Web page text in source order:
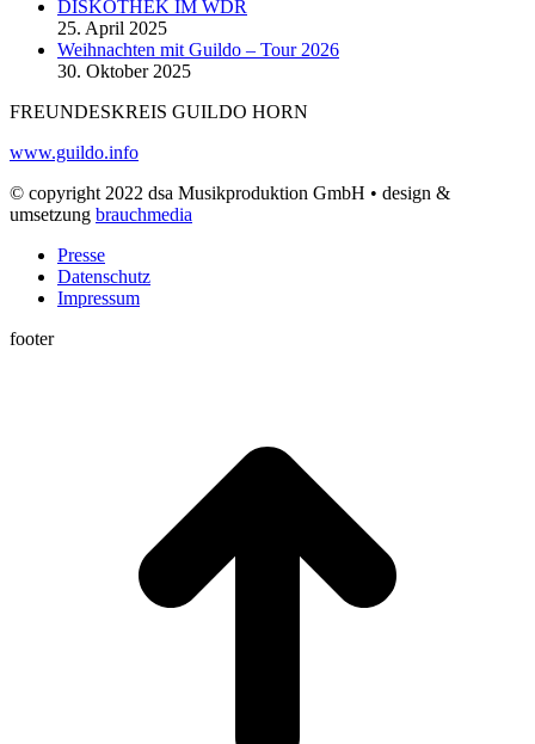
DISKOTHEK IM WDR
25. April 2025
Weihnachten mit Guildo – Tour 2026
30. Oktober 2025
FREUNDESKREIS GUILDO HORN
www.guildo.info
© copyright 2022 dsa Musikproduktion GmbH • design &
umsetzung brauchmedia
Presse
Datenschutz
Impressum
footer